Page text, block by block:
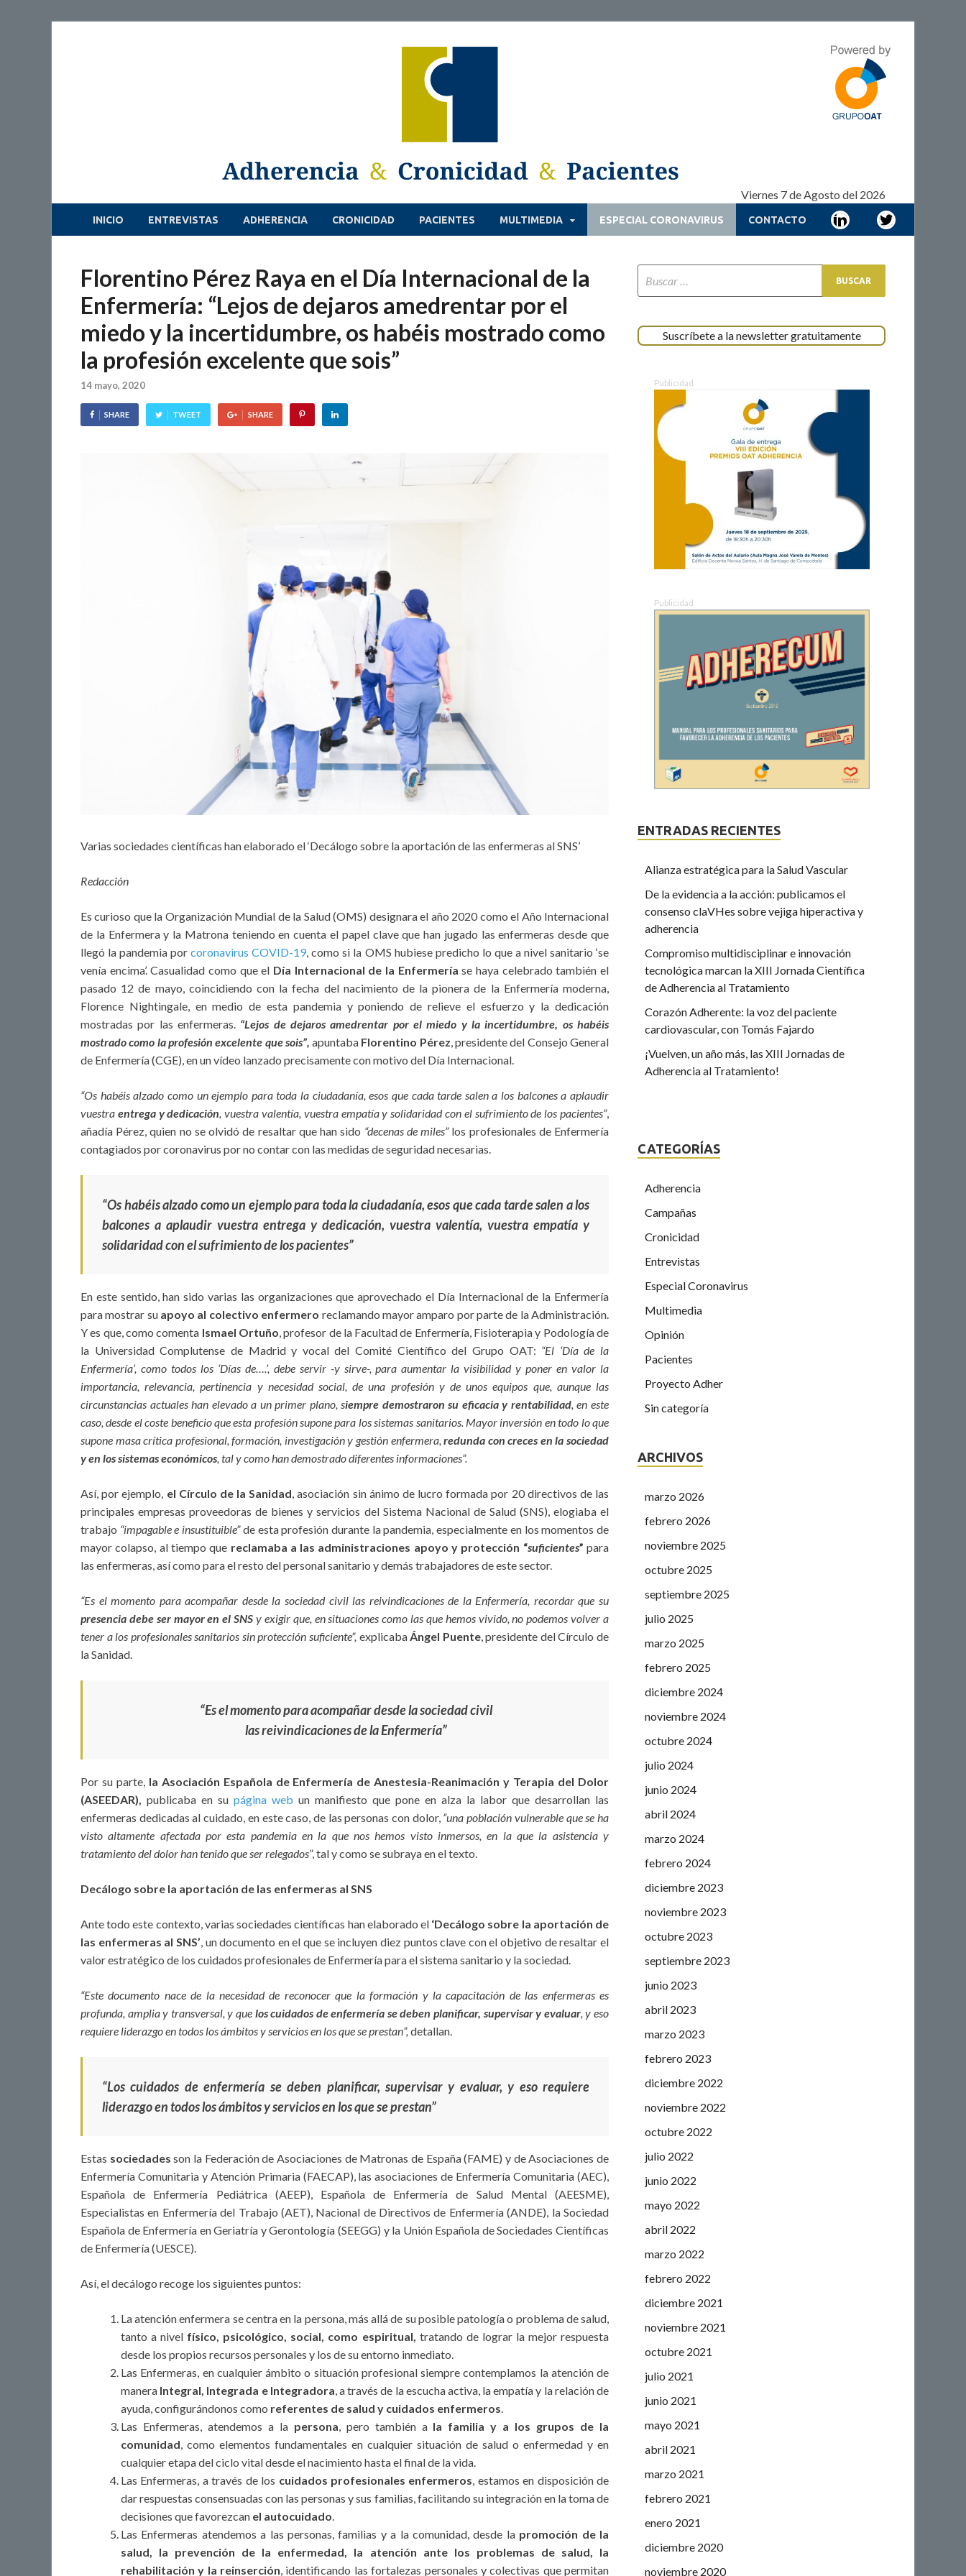
Adherencia –
Cronicidad –
Adherencia – Cronicidad – Pacientes
Viernes 7 de Agosto del 2026
INICIO ENTREVISTAS ADHERENCIA CRONICIDAD PACIENTES MULTIMEDIA ESPECIAL CORONAVIRUS CONTACTO
Florentino Pérez Raya en el Día Internacional de la
Enfermería: “Lejos de dejaros amedrentar por el
miedo y la incertidumbre, os habéis mostrado como
la profesión excelente que sois”
14 mayo, 2020
SHARE TWEET SHARE
Varias sociedades científicas han elaborado el ‘Decálogo sobre la aportación de las enfermeras al SNS’
Redacción
Es curioso que la Organización Mundial de la Salud (OMS) designara el año 2020 como el Año Internacional
de la Enfermera y la Matrona teniendo en cuenta el papel clave que han jugado las enfermeras desde que
llegó la pandemia porcoronavirus COVID-19 , como si la OMS hubiese predicho lo que a nivel sanitario ‘se
venía encima’. Casualidad como que el Día Internacional de la Enfermería se haya celebrado también el
pasado 12 de mayo, coincidiendo con la fecha del nacimiento de la pionera de la Enfermería moderna,
Florence Nightingale, en medio de esta pandemia y poniendo de relieve el esfuerzo y la dedicación
mostradas por las enfermeras. “Lejos de dejaros amedrentar por el miedo y la incertidumbre, os habéis
mostrado como la profesión excelente que sois”, apuntaba Florentino Pérez , presidente del Consejo General
de Enfermería (CGE), en un vídeo lanzado precisamente con motivo del Día Internacional.
“Os habéis alzado como un ejemplo para toda la ciudadanía, esos que cada tarde salen a los balcones a aplaudir
vuestra entrega y dedicación , vuestra valentía, vuestra empatía y solidaridad con el sufrimiento de los pacientes”,
añadía Pérez, quien no se olvidó de resaltar que han sido “decenas de miles”los profesionales de Enfermería
contagiados por coronavirus por no contar con las medidas de seguridad necesarias.
“Os habéis alzado como un ejemplo para toda la ciudadanía, esos que cada tarde salen a los
balcones a aplaudir vuestra entrega y dedicación, vuestra valentía, vuestra empatía y
solidaridad con el sufrimiento de los pacientes”
En este sentido, han sido varias las organizaciones que aprovechado el Día Internacional de la Enfermería
para mostrar su apoyo al colectivo enfermero reclamando mayor amparo por parte de la Administración.
Y es que, como comenta Ismael Ortuño , profesor de la Facultad de Enfermería, Fisioterapia y Podología de
la Universidad Complutense de Madrid y vocal del Comité Científico del Grupo OAT: “El ‘Día de la
Enfermería’, como todos los ‘Días de….’, debe servir -y sirve-, para aumentar la visibilidad y poner en valor la
importancia, relevancia, pertinencia y necesidad social, de una profesión y de unos equipos que, aunque las
circunstancias actuales han elevado a un primer plano, siempre demostraron su eficacia y rentabilidad, en este
caso, desde el coste beneficio que esta profesión supone para los sistemas sanitarios. Mayor inversión en todo lo que
supone masa crítica profesional, formación, investigación y gestión enfermera,redunda con creces en la sociedad
y en los sistemas económicos , tal y como han demostrado diferentes informaciones”.
Así, por ejemplo, el Círculo de la Sanidad , asociación sin ánimo de lucro formada por 20 directivos de las
principales empresas proveedoras de bienes y servicios del Sistema Nacional de Salud (SNS), elogiaba el
trabajo “impagable e insustituible”de esta profesión durante la pandemia, especialmente en los momentos de
mayor colapso, al tiempo que reclamaba a las administraciones apoyo y protección “suficientes” para
las enfermeras, así como para el resto del personal sanitario y demás trabajadores de este sector.
“Es el momento para acompañar desde la sociedad civil las reivindicaciones de la Enfermería, recordar que su
presencia debe ser mayor en el SNS y exigir que, en situaciones como las que hemos vivido, no podemos volver a
tener a los profesionales sanitarios sin protección suficiente”, explicaba Ángel Puente, presidente del Círculo de
la Sanidad.
“Es el momento para acompañar desde la sociedad civil
las reivindicaciones de la Enfermería”
Por su parte, la Asociación Española de Enfermería de Anestesia-Reanimación y Terapia del Dolor
(ASEEDAR),
publicaba en su página web un manifiesto que pone en alza la labor que desarrollan las
enfermeras dedicadas al cuidado, en este caso, de las personas con dolor, “una población vulnerable que se ha
visto altamente afectada por esta pandemia en la que nos hemos visto inmersos, en la que la asistencia y
tratamiento del dolor han tenido que ser relegados”, tal y como se subraya en el texto.
Decálogo sobre la aportación de las enfermeras al SNS
Ante todo este contexto, varias sociedades científicas han elaborado el ‘Decálogo sobre la aportación de
las enfermeras al SNS’ , un documento en el que se incluyen diez puntos clave con el objetivo de resaltar el
valor estratégico de los cuidados profesionales de Enfermería para el sistema sanitario y la sociedad.
“Este documento nace de la necesidad de reconocer que la formación y la capacitación de las enfermeras es
profunda, amplia y transversal, y que los cuidados de enfermería se deben planificar, supervisar y evaluar, y eso
requiere liderazgo en todos los ámbitos y servicios en los que se prestan”, detallan.
“Los cuidados de enfermería se deben planificar, supervisar y evaluar, y eso requiere
liderazgo en todos los ámbitos y servicios en los que se prestan”
Estas sociedades son la Federación de Asociaciones de Matronas de España (FAME) y de Asociaciones de
Enfermería Comunitaria y Atención Primaria (FAECAP), las asociaciones de Enfermería Comunitaria (AEC),
Española de Enfermería Pediátrica (AEEP), Española de Enfermería de Salud Mental (AEESME),
Especialistas en Enfermería del Trabajo (AET), Nacional de Directivos de Enfermería (ANDE), la Sociedad
Española de Enfermería en Geriatría y Gerontología (SEEGG) y la Unión Española de Sociedades Científicas
de Enfermería (UESCE).
Así, el decálogo recoge los siguientes puntos:
La atención enfermera se centra en la persona, más allá de su posible patología o problema de salud,
tanto a nivel físico, psicológico, social, como espiritual, tratando de lograr la mejor respuesta
desde los propios recursos personales y los de su entorno inmediato.
Las Enfermeras, en cualquier ámbito o situación profesional siempre contemplamos la atención de
manera Integral, Integrada e Integradora , a través de la escucha activa, la empatía y la relación de
ayuda, configurándonos como referentes de salud y cuidados enfermeros
Las Enfermeras, atendemos a la persona , pero también a la familia y a los grupos de la
comunidad , como elementos fundamentales en cualquier situación de salud o enfermedad y en
cualquier etapa del ciclo vital desde el nacimiento hasta el final de la vida.
Las Enfermeras, a través de los cuidados profesionales enfermeros , estamos en disposición de
dar respuestas consensuadas con las personas y sus familias, facilitando su integración en la toma de
decisiones que favorezcan el autocuidado
Las Enfermeras atendemos a las personas, familias y a la comunidad, desde la promoción de la
salud, la prevención de la enfermedad, la atención ante los problemas de salud, la
rehabilitación y la reinserción , identificando las fortalezas personales y colectivas que permitan
Suscríbete a la newsletter gratuitamente
Publicidad
Publicidad
ENTRADAS RECIENTES
Alianza estratégica para la Salud Vascular
De la evidencia a la acción: publicamos el
consenso claVHes sobre vejiga hiperactiva y
adherencia
Compromiso multidisciplinar e innovación
tecnológica marcan la XIII Jornada Científica
de Adherencia al Tratamiento
Corazón Adherente: la voz del paciente
cardiovascular, con Tomás Fajardo
¡Vuelven, un año más, las XIII Jornadas de
Adherencia al Tratamiento!
CATEGORÍAS
Adherencia
Campañas
Cronicidad
Entrevistas
Especial Coronavirus
Multimedia
Opinión
Pacientes
Proyecto Adher
Sin categoría
ARCHIVOS
marzo 2026
febrero 2026
noviembre 2025
octubre 2025
septiembre 2025
julio 2025
marzo 2025
febrero 2025
diciembre 2024
noviembre 2024
octubre 2024
julio 2024
junio 2024
abril 2024
marzo 2024
febrero 2024
diciembre 2023
noviembre 2023
octubre 2023
septiembre 2023
junio 2023
abril 2023
marzo 2023
febrero 2023
diciembre 2022
noviembre 2022
octubre 2022
julio 2022
junio 2022
mayo 2022
abril 2022
marzo 2022
febrero 2022
diciembre 2021
noviembre 2021
octubre 2021
julio 2021
junio 2021
mayo 2021
abril 2021
marzo 2021
febrero 2021
enero 2021
diciembre 2020
noviembre 2020